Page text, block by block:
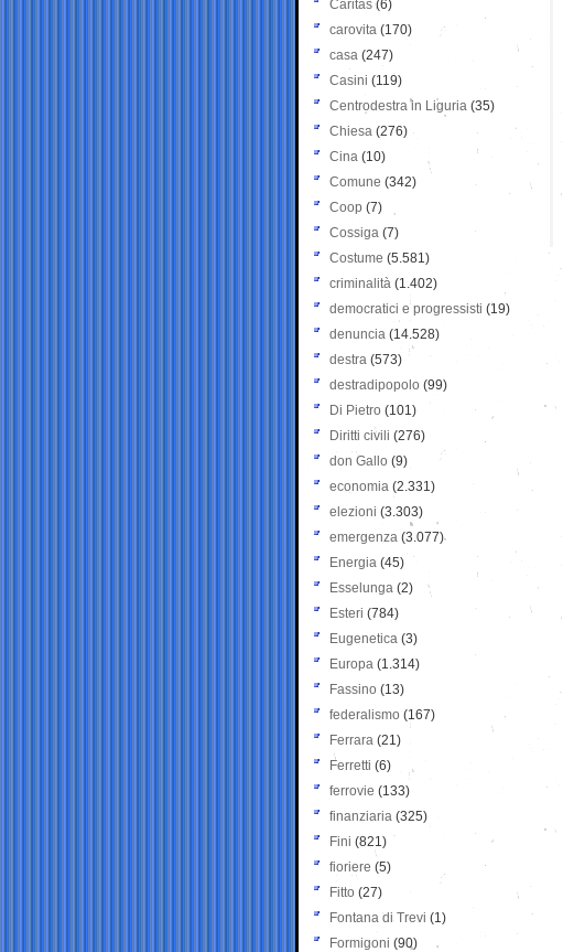
Caritas (6)
carovita (170)
casa (247)
Casini (119)
Centrodestra in Liguria (35)
Chiesa (276)
Cina (10)
Comune (342)
Coop (7)
Cossiga (7)
Costume (5.581)
criminalità (1.402)
democratici e progressisti (19)
denuncia (14.528)
destra (573)
destradipopolo (99)
Di Pietro (101)
Diritti civili (276)
don Gallo (9)
economia (2.331)
elezioni (3.303)
emergenza (3.077)
Energia (45)
Esselunga (2)
Esteri (784)
Eugenetica (3)
Europa (1.314)
Fassino (13)
federalismo (167)
Ferrara (21)
Ferretti (6)
ferrovie (133)
finanziaria (325)
Fini (821)
fioriere (5)
Fitto (27)
Fontana di Trevi (1)
Formigoni (90)